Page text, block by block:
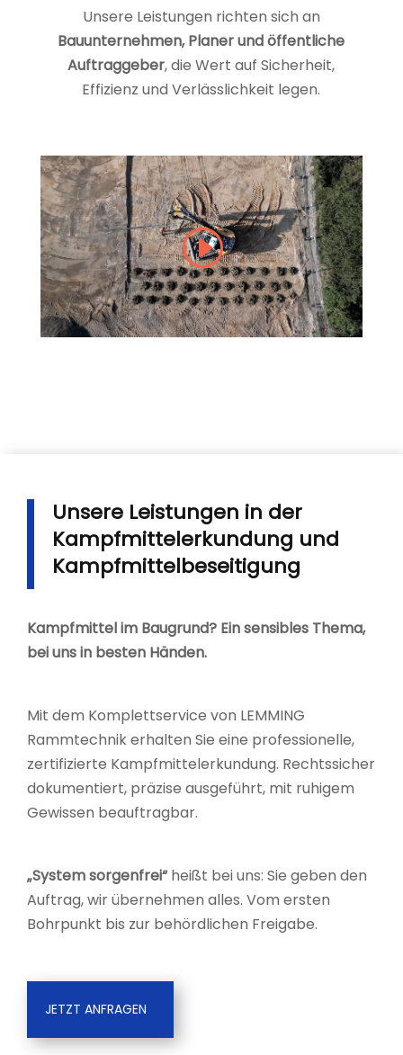
Unsere Leistungen richten sich an
Bauunternehmen, Planer und öffentliche
Auftraggeber, die Wert auf Sicherheit,
Effizienz und Verlässlichkeit legen.
Unsere Leistungen in der
Kampfmittelerkundung und
Kampfmittelbeseitigung
Kampfmittel im Baugrund? Ein sensibles Thema,
bei uns in besten Händen.
Mit dem Komplettservice von LEMMING
Rammtechnik erhalten Sie eine professionelle,
zertifizierte Kampfmittelerkundung. Rechtssicher
dokumentiert, präzise ausgeführt, mit ruhigem
Gewissen beauftragbar.
„System sorgenfrei“ heißt bei uns: Sie geben den
Auftrag, wir übernehmen alles. Vom ersten
Bohrpunkt bis zur behördlichen Freigabe.
JETZT ANFRAGEN